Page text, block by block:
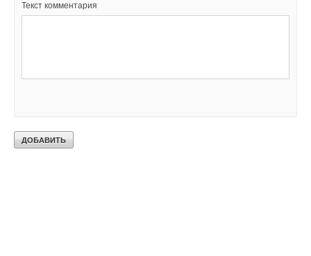
Текст комментария